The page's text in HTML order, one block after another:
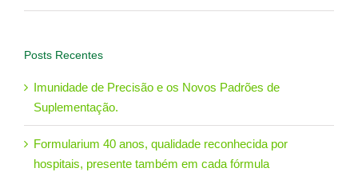
Posts Recentes
Imunidade de Precisão e os Novos Padrões de
Suplementação.
Formularium 40 anos, qualidade reconhecida por
hospitais, presente também em cada fórmula